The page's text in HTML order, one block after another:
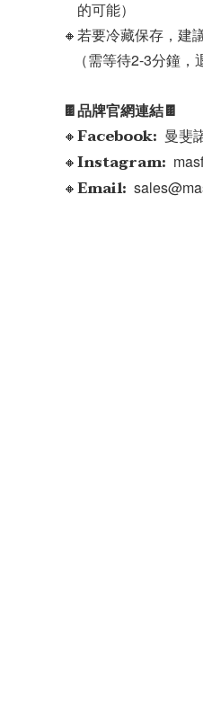
的可能）
🔸若要冷藏保存，建
（需等待2-3分鐘，
🍫品牌官網連結🍫
🔸Facebook: 曼斐
🔸Instagram:
🔸Email: